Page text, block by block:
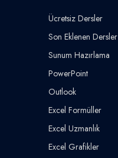
Ücretsiz Dersler
Son Eklenen Dersler
Sunum Hazırlama
PowerPoint
Outlook
Excel Formüller
Excel Uzmanlık
Excel Grafikler